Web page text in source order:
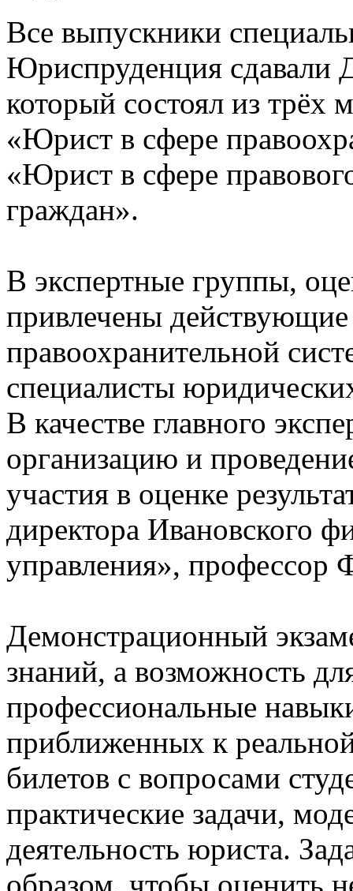
Все выпускники
Юриспруденция сдавали
который состоял из трёх
«Юрист в сфере
«Юрист в сфере
граждан».
В экспертные группы,
привлечены
правоохранительной
специалисты
В качестве главного
организацию и
участия в оценке
директора Ивановского
управления», профессор
Демонстрационный
знаний, а возможность
профессиональные
приближенных к
билетов с вопросами
практические задачи,
деятельность юриста.